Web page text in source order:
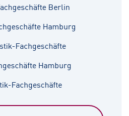
Berlin
Hamburg
Fachgeschäfte
Hamburg
Fachgeschäfte